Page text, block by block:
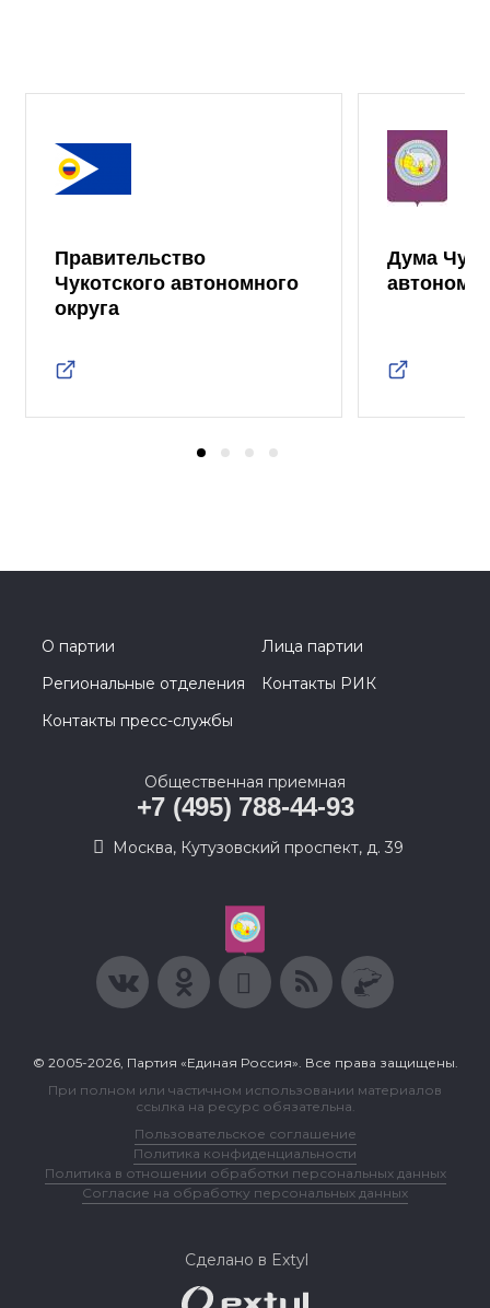
Правительство
Чукотского автономного
округа
Дума
О партии
Лица партии
Региональные отделения
Контакты РИК
Контакты пресс-службы
Общественная приемная
+7 (495) 788-44-93
Москва, Кутузовский проспект, д. 39
© 2005-2026, Партия «Единая Россия». Все права защищены.
При полном или частичном использовании материалов
ссылка на ресурс обязательна.
Пользовательское соглашение
Политика конфиденциальности
Политика в отношении обработки персональных данных
Согласие на обработку персональных данных
Сделано в Extyl